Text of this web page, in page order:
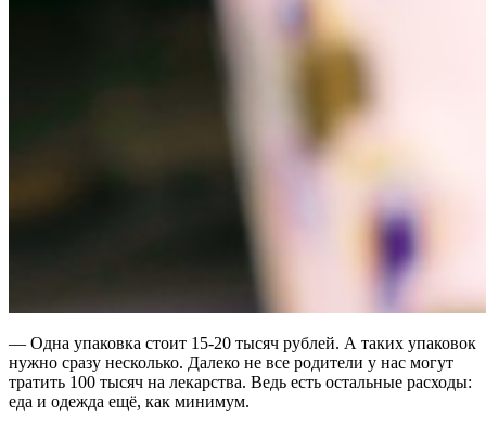
— Одна упаковка стоит 15-20 тысяч рублей. А таких упаковок
нужно сразу несколько. Далеко не все родители у нас могут
тратить 100 тысяч на лекарства. Ведь есть остальные расходы:
еда и одежда ещё, как минимум.